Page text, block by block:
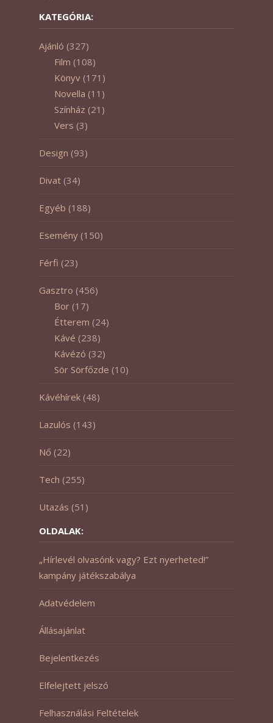
KATEGÓRIA:
Ajánló (327)
Film (108)
Könyv (171)
Novella (11)
Színház (21)
Vers (3)
Design (93)
Divat (34)
Egyéb (188)
Esemény (150)
Férfi (23)
Gasztro (456)
Bor (17)
Étterem (24)
Kávé (238)
Kávézó (32)
Sör Sörfőzde (10)
Kávéhírek (48)
Lazulós (143)
Nő (22)
Tech (255)
Utazás (51)
OLDALAK:
„Hírlevél olvasónk vagy? Ezt nyerheted!”
kampány játékszabálya
Adatvédelem
Állásajánlat
Bejelentkezés
Elfelejtett jelszó
Felhasználási Feltételek